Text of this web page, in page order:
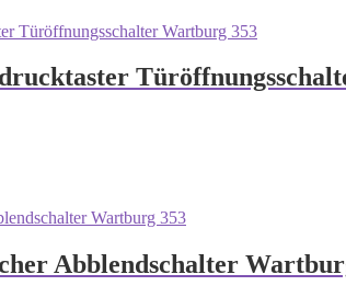
Abblendschalter